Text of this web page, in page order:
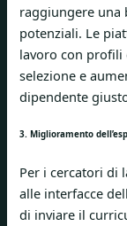
raggiungere una
potenziali. Le
lavoro con profili
selezione e
dipendente
3. Miglioramento
Per i cercatori di
alle interfacce
di inviare il